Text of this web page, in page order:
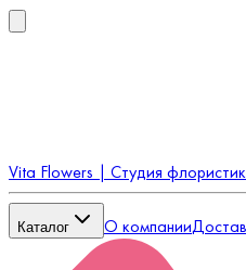
Vita Flowers | Студия
Каталог О компании